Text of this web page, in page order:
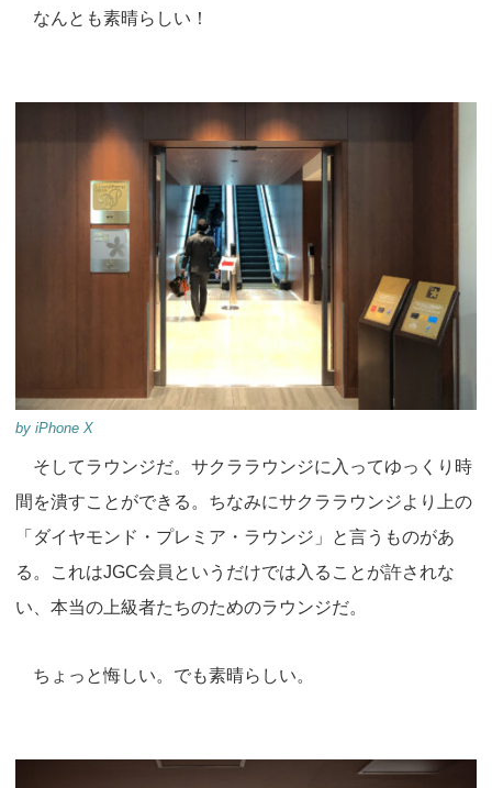
なんとも素晴らしい！
by iPhone X
そしてラウンジだ。サクララウンジに入ってゆっくり時
間を潰すことができる。ちなみにサクララウンジより上の
「ダイヤモンド・プレミア・ラウンジ」と言うものがあ
る。これはJGC会員というだけでは入ることが許されな
い、本当の上級者たちのためのラウンジだ。
ちょっと悔しい。でも素晴らしい。